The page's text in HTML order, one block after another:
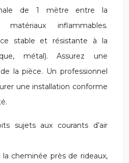
de 1 mètre entre la
inflammables.
stable et résistante à la
métal). Assurez une
la pièce. Un professionnel
une installation conforme
sujets aux courants d’air
la cheminée près de rideaux,